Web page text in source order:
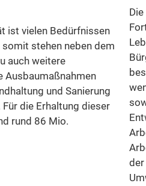
ist vielen Bedürfnissen
stehen neben dem
auch weitere
Ausbaumaßnahmen
und Sanierung
die Erhaltung dieser
rund 86 Mio.
der